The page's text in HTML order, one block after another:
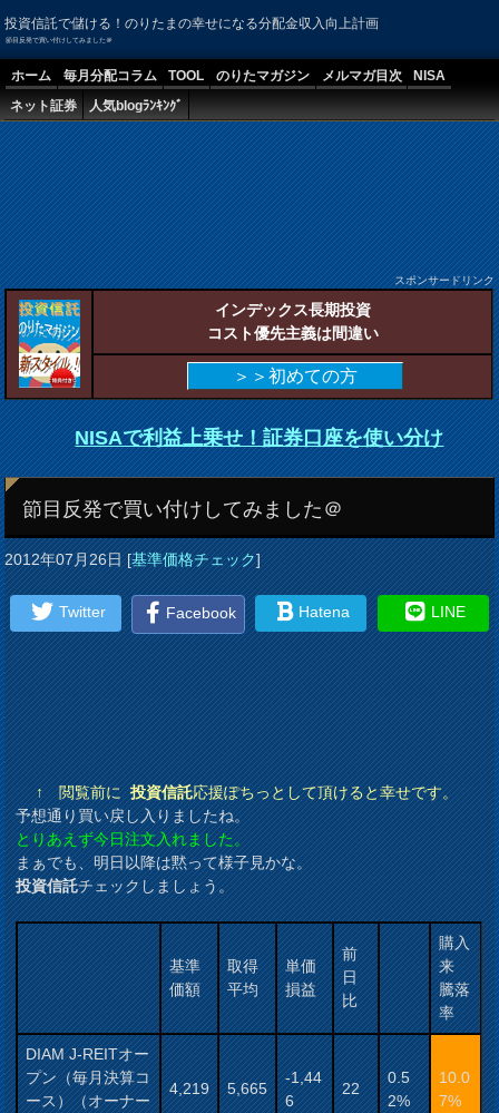
投資信託で儲ける！のりたまの幸せになる分配金収入向上計画
節目反発で買い付けしてみました＠
ホーム 毎月分配コラム TOOL のりたマガジン メルマガ目次
NISA
ネット証券
人気blogﾗﾝｷﾝｸﾞ
スポンサードリンク
インデックス長期投資
コスト優先主義は間違い
＞＞初めての方
NISAで利益上乗せ！証券口座を使い分け
節目反発で買い付けしてみました＠
2012年07月26日[基準価格チェック]
Twitter Facebook Hatena LINE
↑ 閲覧前に投資信託応援ぽちっとして頂けると幸せです。
予想通り買い戻し入りましたね。
とりあえず今日注文入れました。
まぁでも、明日以降は黙って様子見かな。
投資信託チェックしましょう。
基準
価額
取得
平均
単価
損益
前
日
比
購入
来
騰落
率
DIAM J-REITオー
プン（毎月決算コ
ース）（オーナー
4,219 5,665
-1,44
6
22
0.5
2%
10.0
7%